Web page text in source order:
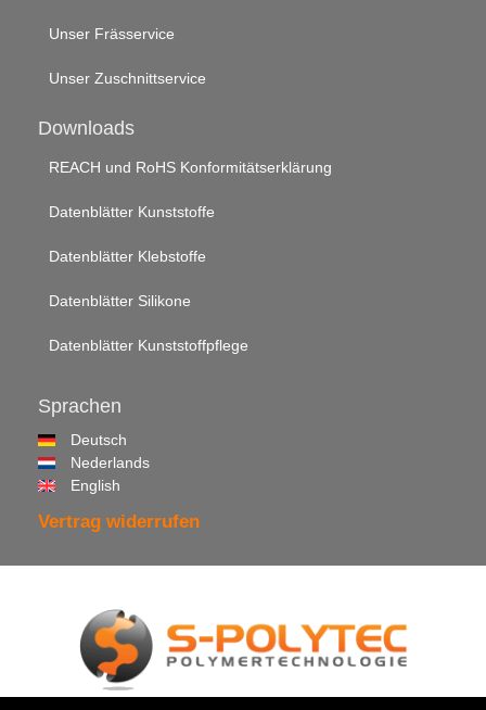
Unser Frässervice
Unser Zuschnittservice
Downloads
REACH und RoHS Konformitätserklärung
Datenblätter Kunststoffe
Datenblätter Klebstoffe
Datenblätter Silikone
Datenblätter Kunststoffpflege
Sprachen
Deutsch
Nederlands
English
Vertrag widerrufen